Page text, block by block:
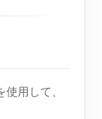
使用して、